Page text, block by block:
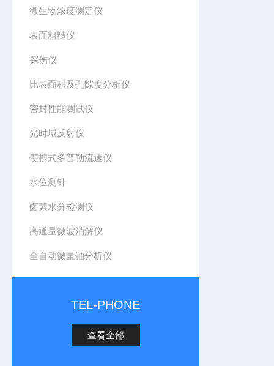
微生物浓度测定仪
表面粗糙仪
探伤仪
比表面积及孔隙度分析仪
密封性能测试仪
光时域反射仪
便携式多普勒流速仪
水位测针
卤素水分检测仪
高通量微波消解仪
全自动微量铀分析仪
TEL-PHONE
查看全部